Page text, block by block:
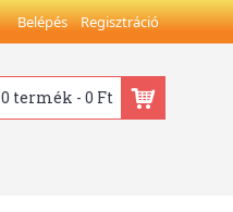
Belépés Regisztráció
0 termék - 0 Ft